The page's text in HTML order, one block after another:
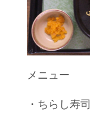
メニュー
・ちらし寿司